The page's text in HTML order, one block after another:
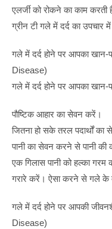
एलर्जी को रोकने का काम करती
ग्रीन टी गले में दर्द का उपचार
गले में दर्द होने पर आपका
Disease)
गले में दर्द होने पर आपका खान-
पौष्टिक आहार का सेवन करें।
जितना हो सके तरल पदार्थों
पानी का सेवन करने से पानी की
एक गिलास पानी को हल्का
गरारे करें। ऐसा करने से गले के
गले में दर्द होने पर आपकी
Disease)